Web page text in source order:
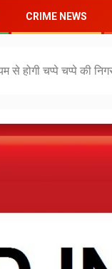
CRIME NEWS
से होगी चप्पे चप्पे की